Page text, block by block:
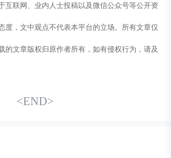
互联网、业内人士投稿以及微信公众号等公开资
度，文中观点不代表本平台的立场。所有文章仅
的文章版权归原作者所有，如有侵权行为，请及
<END>